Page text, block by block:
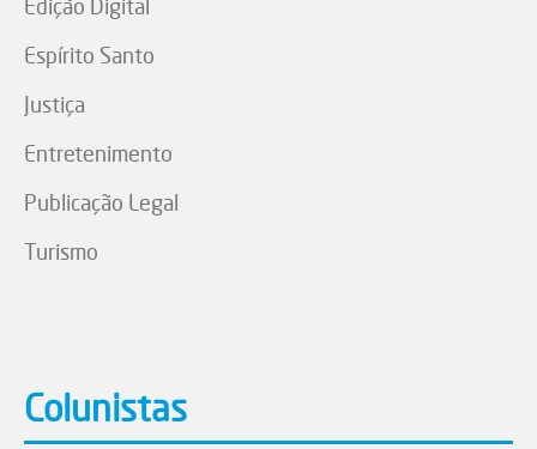
Edição Digital
Espírito Santo
Justiça
Entretenimento
Publicação Legal
Turismo
Colunistas